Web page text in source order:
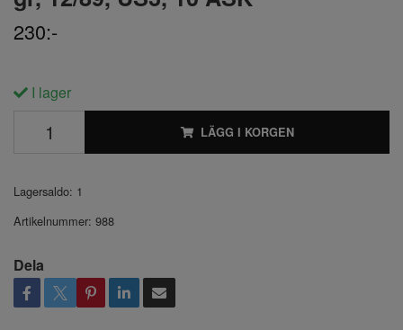
230:-
I lager
LÄGG I KORGEN
Lagersaldo: 1
Artikelnummer: 988
Dela